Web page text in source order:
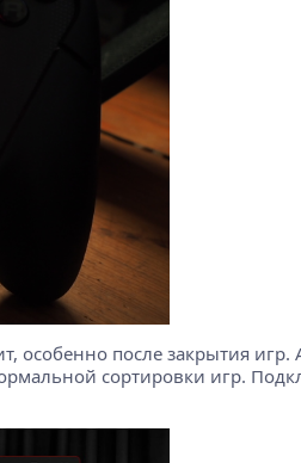
особенно после закрытия игр.
сортировки игр.